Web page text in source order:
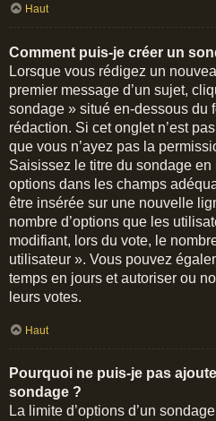
Haut
Comment puis-je créer un
Lorsque vous rédigez un
premier message d’un sujet,
sondage » situé en-dessous du
rédaction. Si cet onglet n’est
que vous n’ayez pas la
Saisissez le titre du sondage
options dans les champs
être insérée sur une nouvelle
nombre d’options que les
modifiant, lors du vote, le
utilisateur ». Vous pouvez
temps en jours et autoriser ou
leurs votes.
Haut
Pourquoi ne puis-je pas
sondage ?
La limite d’options d’un